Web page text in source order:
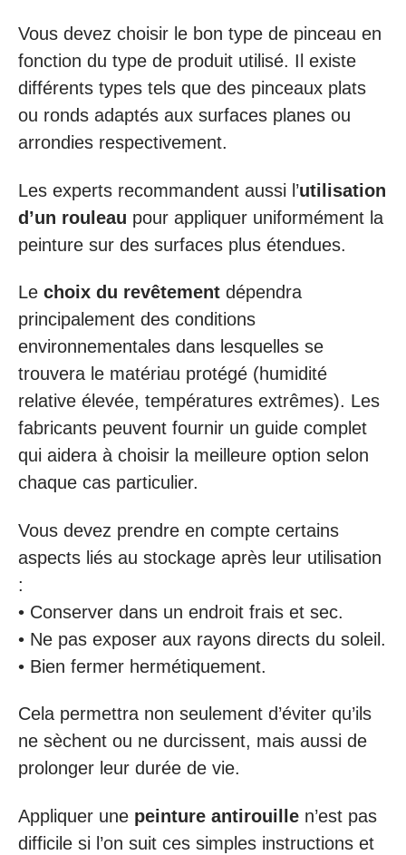
Vous devez choisir le bon type de pinceau en
fonction du type de produit utilisé. Il existe
différents types tels que des pinceaux plats
ou ronds adaptés aux surfaces planes ou
arrondies respectivement.
Les experts recommandent aussi l’utilisation
d’un rouleau pour appliquer uniformément la
peinture sur des surfaces plus étendues.
Le choix du revêtement dépendra
principalement des conditions
environnementales dans lesquelles se
trouvera le matériau protégé (humidité
relative élevée, températures extrêmes). Les
fabricants peuvent fournir un guide complet
qui aidera à choisir la meilleure option selon
chaque cas particulier.
Vous devez prendre en compte certains
aspects liés au stockage après leur utilisation
:
• Conserver dans un endroit frais et sec.
• Ne pas exposer aux rayons directs du soleil.
• Bien fermer hermétiquement.
Cela permettra non seulement d’éviter qu’ils
ne sèchent ou ne durcissent, mais aussi de
prolonger leur durée de vie.
Appliquer une peinture antirouille n’est pas
difficile si l’on suit ces simples instructions et